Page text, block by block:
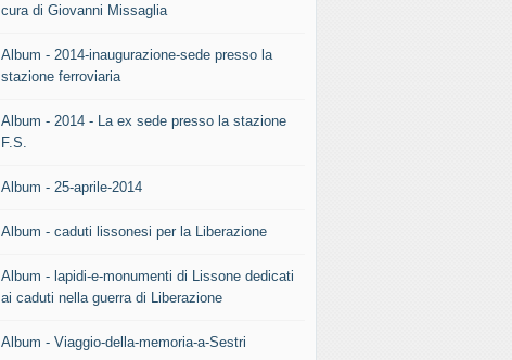
cura di Giovanni Missaglia
Album - 2014-inaugurazione-sede presso la
stazione ferroviaria
Album - 2014 - La ex sede presso la stazione
F.S.
Album - 25-aprile-2014
Album - caduti lissonesi per la Liberazione
Album - lapidi-e-monumenti di Lissone dedicati
ai caduti nella guerra di Liberazione
Album - Viaggio-della-memoria-a-Sestri